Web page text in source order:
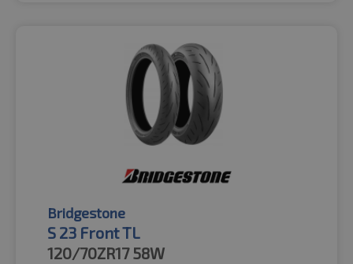
Bridgestone
S 23 Front TL
120/70ZR17 58W